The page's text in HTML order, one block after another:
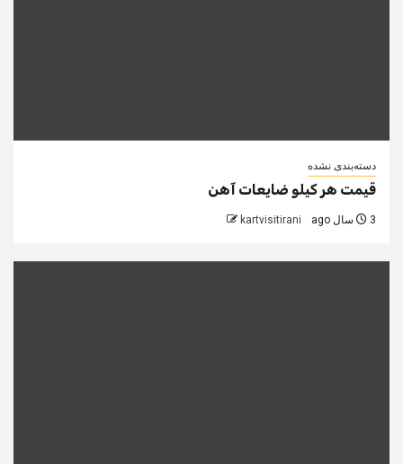
دسته‌بندی نشده
قیمت هر کیلو ضایعات آهن
3 سال ago kartvisitirani